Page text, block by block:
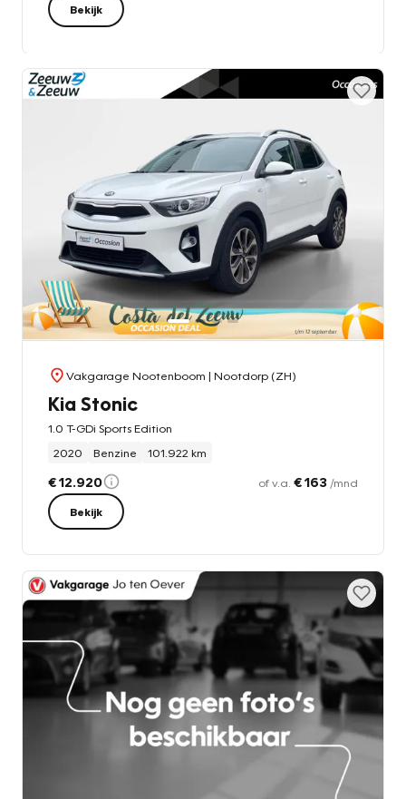
Bekijk
Vakgarage Nootenboom | Nootdorp (ZH)
Kia Stonic
1.0 T-GDi Sports Edition
2020
Benzine 101.922 km
€ 12.920 of v.a. € 163 /mnd
Bekijk